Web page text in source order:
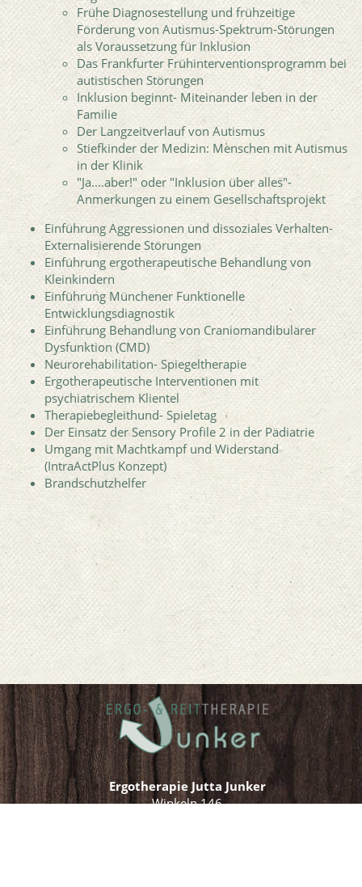
Frühe Diagnosestellung und frühzeitige
Förderung von Autismus-Spektrum-Störungen
als Voraussetzung für Inklusion
Das Frankfurter Frühinterventionsprogramm bei
autistischen Störungen
Inklusion beginnt- Miteinander leben in der
Familie
Der Langzeitverlauf von Autismus
Stiefkinder der Medizin: Menschen mit Autismus
in der Klinik
"Ja....aber!" oder "Inklusion über alles"-
Anmerkungen zu einem Gesellschaftsprojekt
Einführung Aggressionen und dissoziales Verhalten-
Externalisierende Störungen
Einführung ergotherapeutische Behandlung von
Kleinkindern
Einführung Münchener Funktionelle
Entwicklungsdiagnostik
Einführung Behandlung von Craniomandibulärer
Dysfunktion (CMD)
Neurorehabilitation- Spiegeltherapie
Ergotherapeutische Interventionen mit
psychiatrischem Klientel
Therapiebegleithund- Spieletag
Der Einsatz der Sensory Profile 2 in der Pädiatrie
Umgang mit Machtkampf und Widerstand
(IntraActPlus Konzept)
Brandschutzhelfer
Ergotherapie Jutta Junker
Winkeln 146